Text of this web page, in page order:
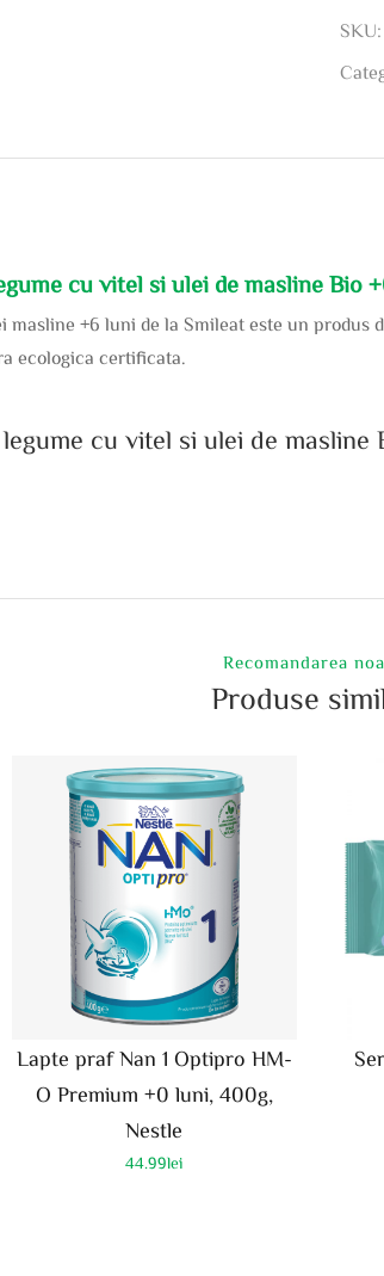
cu vitel si ulei de masline Bio
masline +6 luni de la Smileat este un
ecologica certificata.
cu vitel si ulei de masline
Recomandarea
Produse
Lapte praf Nan 1 Optipro HM-
O Premium +0 luni, 400g,
Nestle
44.99lei